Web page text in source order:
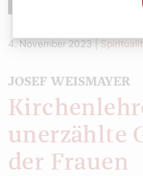
4. November 2023 |
JOSEF WEISMAYER
unerzählte
der Frauen